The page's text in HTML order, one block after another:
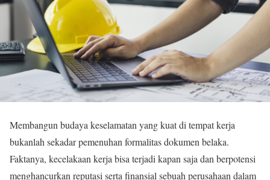
Membangun budaya keselamatan yang kuat di tempat kerja
bukanlah sekadar pemenuhan formalitas dokumen belaka.
Faktanya, kecelakaan kerja bisa terjadi kapan saja dan berpotensi
menghancurkan reputasi serta finansial sebuah perusahaan dalam